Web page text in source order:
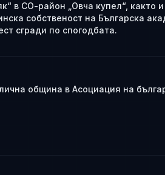
в СО-район „Овча купел“, както
собственост на Българска
сгради по спогодбата.
община в Асоциация на